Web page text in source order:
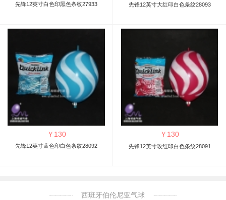
先锋12英寸白色印黑色条纹27933 先锋12英寸大红印白色条纹28093
￥ 130
先锋12英寸蓝色印白色条纹28092
￥ 130
先锋12英寸玫红印白色条纹28091
西班牙伯伦尼亚气球